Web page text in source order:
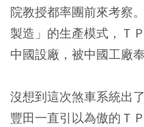
院教授都率團前來考察
製造」的生產模式，Ｔ
中國設廠，被中國工廠奉
沒想到這次煞車系統出
豐田一直引以為傲的Ｔ